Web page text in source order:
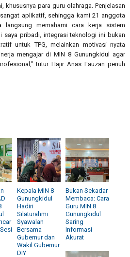
khususnya para guru olahraga. Penjelasan
aplikatif, sehingga kami 21 anggota
langsung memahami cara kerja sistem
saya pribadi, integrasi teknologi ini bukan
untuk TPG, melainkan motivasi nyata
mengajar di MIN 8 Gunungkidul agar
tutur Hajir Anas Fauzan penuh
Kepala MIN 8
Gunungkidul
Hadiri
Silaturahmi
Syawalan
Bersama
Gubernur dan
Wakil Gubernur
DIY
Bukan Sekadar
Membaca: Cara
Guru MIN 8
Gunungkidul
Saring
Informasi
Akurat